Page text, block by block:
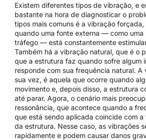
Existem diferentes tipos de vibração, e
bastante na hora de diagnosticar o
tipos mais comuns é a vibração
quando uma fonte externa — como uma
tráfego — está constantemente
Também há a vibração natural, que é o
que a estrutura faz quando sofre algum
responde com sua frequência natural. A
sua vez, é aquela que ocorre quando
movimento e, depois disso, a estrutura
até parar. Agora, o cenário mais
ressonância, que acontece quando a
que está sendo aplicada coincide com
da estrutura. Nesse caso, as vibrações
rapidamente e podem causar danos